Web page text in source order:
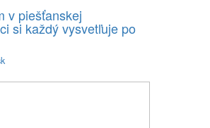
v piešťanskej
si každý vysvetľuje po